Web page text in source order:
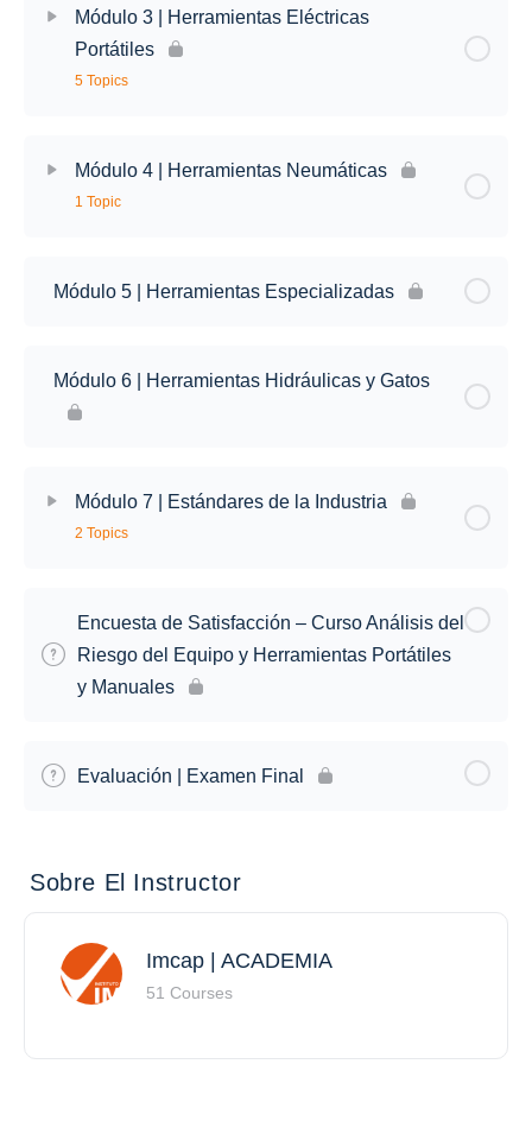
Módulo 3 | Herramientas Eléctricas
Portátiles
5 Topics
Módulo 4 | Herramientas Neumáticas
1 Topic
Módulo 5 | Herramientas Especializadas
Módulo 6 | Herramientas Hidráulicas y Gatos
Módulo 7 | Estándares de la Industria
2 Topics
Encuesta de Satisfacción – Curso Análisis del
Riesgo del Equipo y Herramientas Portátiles
y Manuales
Evaluación | Examen Final
Sobre El Instructor
Imcap | ACADEMIA
51 Courses